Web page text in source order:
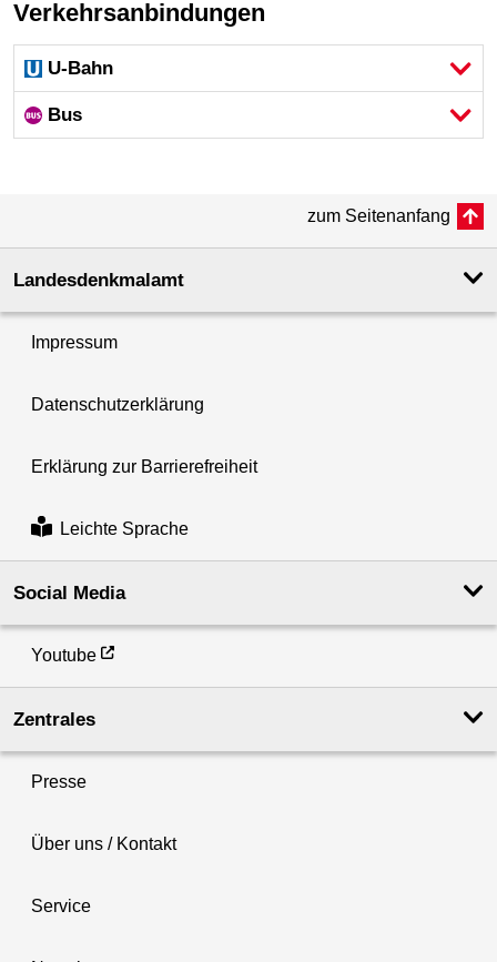
Verkehrsanbindungen
U-Bahn
Bus
zum Seitenanfang
Landesdenkmal­amt
Impressum
Datenschutzerklärung
Erklärung zur Barrierefreiheit
Leichte Sprache
Social Media
Youtube
Zentrales
Presse
Über uns / Kontakt
Service